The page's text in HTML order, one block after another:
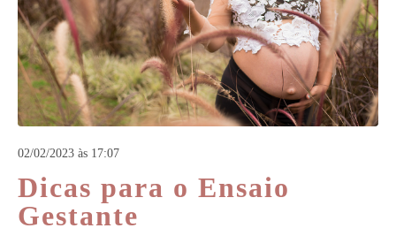
02/02/2023 às 17:07
Dicas para o Ensaio
Gestante